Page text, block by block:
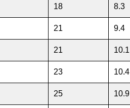
18 8.3
21 9.4
21 10.1
23 10.4
25 10.9